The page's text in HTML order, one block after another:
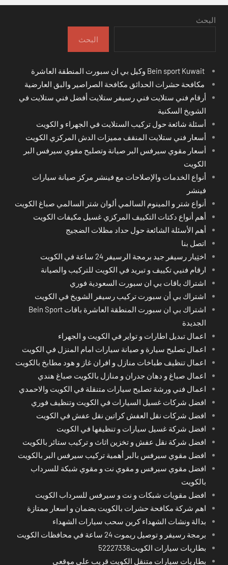
البحث
البحث
مكافحة حشرات الحدائق مكافحة الصراصير والبق العارضية
أرقام فني ستلايت فني رسيفر ستلايت أفضل فني ستلايت في
الشويخ السكنية
أسئلة شائعة حول تركيب الستلايت في الجهراء و الكويت
أسعار فني ستلايت المنقف مميزات الدش المركزي الكويت
أسعار مقوي سيرفس البر صيانة وتصليح مقوي سيرفس البر
الكويت
أنواع الخدمات والإصلاحات مع فينشر مركز صيانة سيارات
فينشر
أنواع شتر و المينوم السالمي ألوان شتر السالمي صباغ الكويت
أهم أنواع دكتات التكييف المركزي غسيل مكيفات الكويت
أهم الأسئلة الشائعة حول حداد مظلات الضجيج
اتصل بنا
اختِيار رسيفر جيد برمجة الرسيفر 24 ساعة في الكويت
ارقام فنيي تكييف و تبريد في الكويت للتركيب والصيانة
اشتراك باقات بي ان سبورت السعودية فوري
اشتراك بي أن سبورت تركيب رسيفر الشويخ في الكويت
اشتراك بي ان سبورت المنطقة العاشرة باقات Bein Sport
الجديدة
اعمال تبديل اطارات و تواير في الكويت و الجهراء
اعمال تصليح سيارة و صيانة سيارات امام المنزل في الكويت
اعمال تنظيف طباخات منازل و افران غاز و هود مطابخ بالكويت
اعمال صباغ و دهان جدران و منازل بالكويت صباغ هندي
اعمال فني ورشة تصليح سيارات متنقلة في الكويت والاحمدي
افضل شركات غسيل السيارات في الكويت وتنظيف فوري
افضل شركات نقل العفش كراتين نقل عفش في الكويت
افضل شركة غسيل سيارات و تنظيفها في الكويت
افضل شركة نقل عفش و تخزين اثاث و تركيب ستائر بالكويت
افضل مقوي سيرفس بالبر أهمية تركيب سيرفس البر بالكويت
افضل مقوي سيرفس و مقوي نت و مقوي شبكة للسرداب
بالكويت
افضل مقويات شبكات و نت و سيرفس للسرداب الكويت
اهم شركة مكافحة حشرات بالكويت بضمان و اسعار ممتازة
بدالة ونشات الشهداء كرين سحب سيارات الشهداء
برمجة رسيفر و توصيل ريموت 24 ساعة في محافظات الكويت
بطاريات سيارات الكويت52227338
بطاريات سيارات متنقل الكويت قريب على موقعي